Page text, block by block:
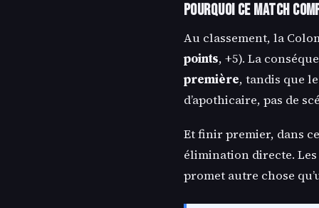
Pourquoi ce match
Au classement, la
points, +5). La
première, tandis que le
d’apothicaire, pas de
Et finir premier, dans
élimination directe.
promet autre chose